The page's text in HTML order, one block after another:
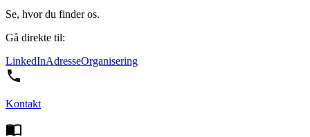
Se, hvor du finder os.
Gå direkte til:
LinkedInAdresseOrganisering
Kontakt